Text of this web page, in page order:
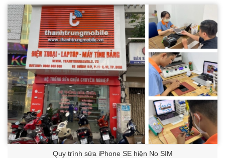
Quy trình sửa iPhone SE hiện No SIM